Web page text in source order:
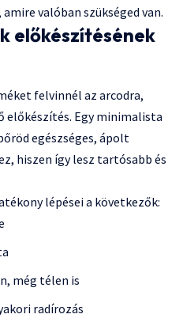
valóban szükséged van.
előkészítésének
felvinnél az arcodra,
Egy minimalista
egészséges, ápolt
hiszen így lesz tartósabb és
lépései a következők:
még télen is
radírozás